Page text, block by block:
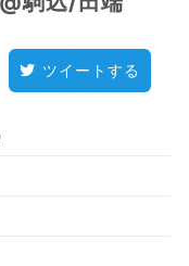
ツイートする